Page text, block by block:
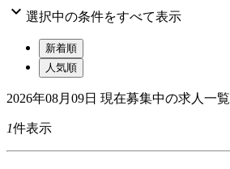
 選択中の条件をすべて表示
新着順
人気順
2026年08月09日 現在募集中の求人一覧
1件表示